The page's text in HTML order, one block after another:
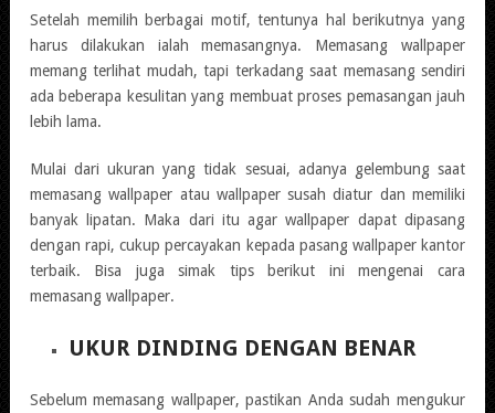
Setelah memilih berbagai motif, tentunya hal berikutnya yang
harus dilakukan ialah memasangnya. Memasang wallpaper
memang terlihat mudah, tapi terkadang saat memasang sendiri
ada beberapa kesulitan yang membuat proses pemasangan jauh
lebih lama.
Mulai dari ukuran yang tidak sesuai, adanya gelembung saat
memasang wallpaper atau wallpaper susah diatur dan memiliki
banyak lipatan. Maka dari itu agar wallpaper dapat dipasang
dengan rapi, cukup percayakan kepada pasang wallpaper kantor
terbaik. Bisa juga simak tips berikut ini mengenai cara
memasang wallpaper.
UKUR DINDING DENGAN BENAR
Sebelum memasang wallpaper, pastikan Anda sudah mengukur